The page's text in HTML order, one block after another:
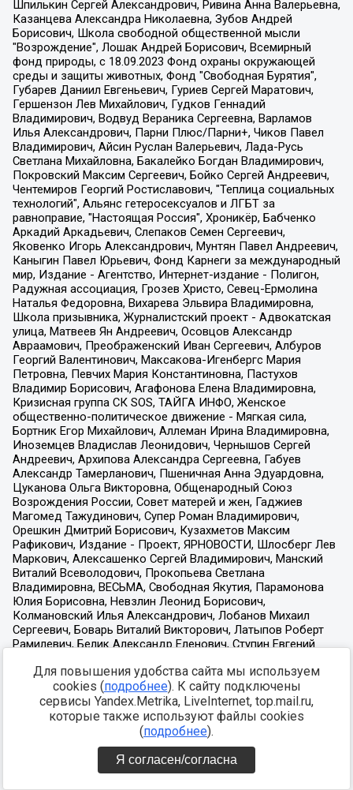
Для повышения удобства сайта мы используем
cookies (подробнее). К сайту подключены
сервисы Yandex.Metrika, LiveInternet, top.mail.ru,
которые также используют файлы cookies
(подробнее).
Я согласен/согласна